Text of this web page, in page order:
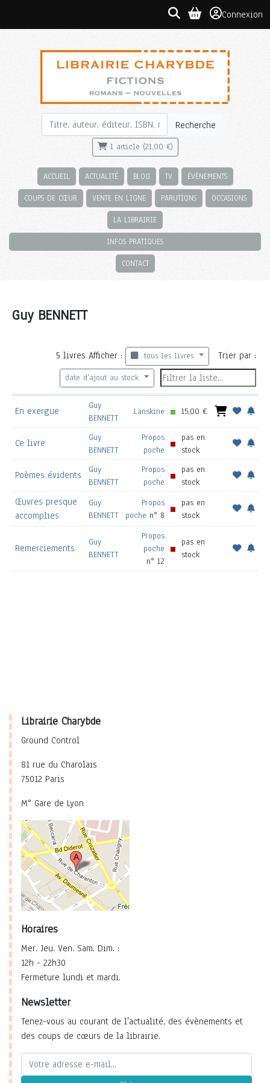
Connexion
Recherche
1 article (21,00 €)
ACCUEIL ACTUALITÉ BLOG TV ÉVÈNEMENTS
COUPS DE CŒUR VENTE EN LIGNE PARUTIONS OCCASIONS
LA LIBRAIRIE
INFOS PRATIQUES
CONTACT
Guy BENNETT
5 livresAfficher : tous les livres Trier par :
date d'ajout au stock
En exergue
Guy
BENNETT
Lanskine 15,00 €
Ce livre
Guy
BENNETT
Propos
poche
pas en
stock
Poèmes évidents
Guy
BENNETT
Propos
poche
pas en
stock
Œuvres presque
accomplies
Guy
BENNETT
Propos
poche n° 8
pas en
stock
Remerciements
Guy
BENNETT
Propos
poche
n° 12
pas en
stock
Librairie Charybde
Ground Control
81 rue du Charolais
75012 Paris
M° Gare de Lyon
Horaires
Mer. Jeu. Ven. Sam. Dim. :
12h - 22h30
Fermeture lundi et mardi.
Newsletter
Tenez-vous au courant de l'actualité, des évènements et
des coups de cœurs de la librairie.